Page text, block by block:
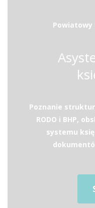
Powiatowy
Poznanie
RODO i BHP,
systemu